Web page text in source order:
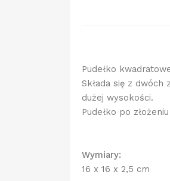
Pudełko
Składa się z dwóch
dużej wysokości.
Pudełko po
Wymiary:
16 x 16 x 2,5 cm